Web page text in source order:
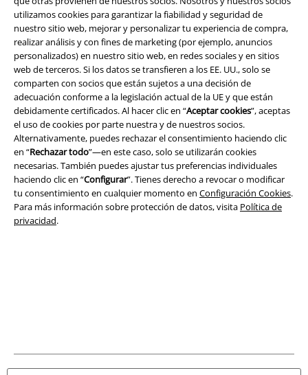
utilizamos cookies para garantizar la fiabilidad y seguridad de
nuestro sitio web, mejorar y personalizar tu experiencia de compra,
realizar análisis y con fines de marketing (por ejemplo, anuncios
personalizados) en nuestro sitio web, en redes sociales y en sitios
web de terceros. Si los datos se transfieren a los EE. UU., solo se
comparten con socios que están sujetos a una decisión de
adecuación conforme a la legislación actual de la UE y que están
debidamente certificados. Al hacer clic en “Aceptar cookies”, aceptas
el uso de cookies por parte nuestra y de nuestros socios.
Alternativamente, puedes rechazar el consentimiento haciendo clic
en “Rechazar todo”—en este caso, solo se utilizarán cookies
necesarias. También puedes ajustar tus preferencias individuales
haciendo clic en “Configurar”. Tienes derecho a revocar o modificar
tu consentimiento en cualquier momento en Configuración Cookies.
Para más información sobre protección de datos, visita Política de
privacidad.
Legal
Términos y Condiciones
Aviso Legal
Ley protección de datos
Eliminación de residuos y protección del medioambiente
Todos los precios incluyen el IVA pero no losgastos de transporte